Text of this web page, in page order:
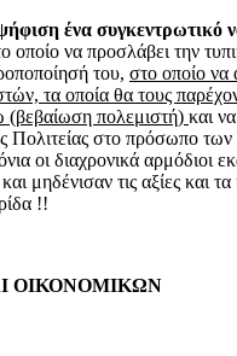
ένα συγκεντρωτικό
οποίο να προσλάβει την
του, στο οποίο να
τα οποία θα τους
πολεμιστή) και
Πολιτείας στο πρόσωπο
οι διαχρονικά αρμόδιοι
μηδένισαν τις αξίες και τα
!!
ΟΙΚΟΝΟΜΙΚΩΝ